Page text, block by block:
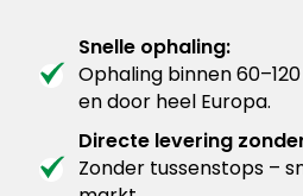
Snelle ophaling:
Ophaling binnen
en door heel Europa.
Directe levering
Zonder tussenstops –